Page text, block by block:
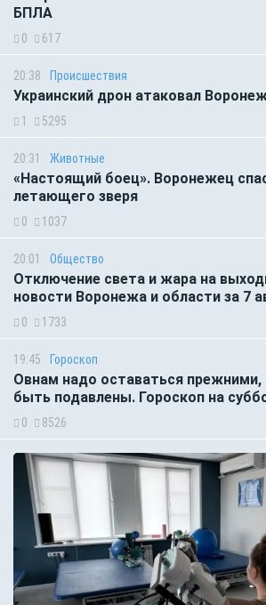
БПЛА
0 617
20:38 Происшествия
Украинский дрон атаковал
1 5295
20:31 Животные
«Настоящий боец». Воронежец
летающего зверя
0 1037
20:01 Общество
Отключение света и жара на
новости Воронежа и области за 7
0 1733
19:45 Гороскоп
Овнам надо оставаться прежними,
быть подавлены. Гороскоп на
0 8526